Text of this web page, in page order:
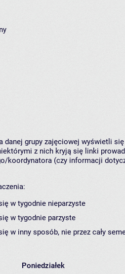
danej grupy zajęciowej wyświetli
z nich kryją się linki
koordynatora (czy informacji
w tygodnie nieparzyste
w tygodnie parzyste
w inny sposób, nie przez cały
Poniedziałek